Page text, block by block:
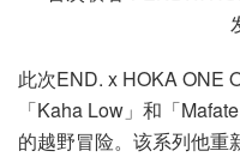
此次END. x HOKA ONE
「Kaha Low」和「
的越野冒险。该系列他重